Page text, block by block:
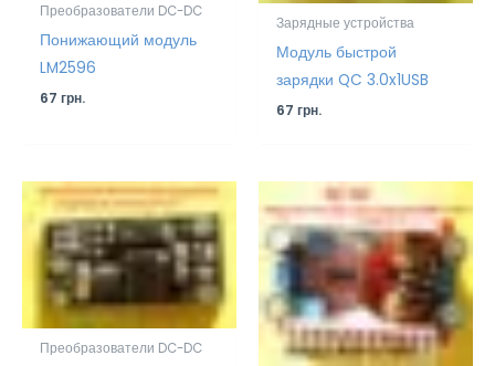
Преобразователи DC-DC
Понижающий модуль
LM2596
67грн.
Зарядные устройства
Модуль быстрой
зарядки QC 3.0x1USB
67грн.
Преобразователи DC-DC